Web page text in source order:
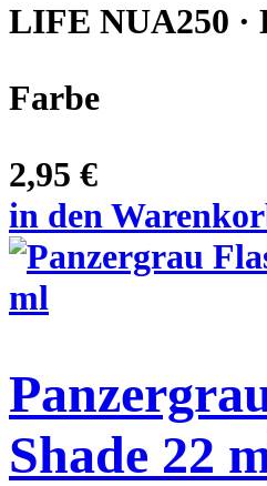
LIFE NUA250 ·
Farbe
2,95 €
in den
Shade 22